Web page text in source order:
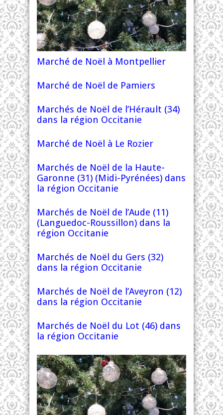
Marché de Noël à Montpellier
Marché de Noël de Pamiers
Marchés de Noël de l’Hérault (34)
dans la région Occitanie
Marché de Noël à Le Rozier
Marchés de Noël de la Haute-
Garonne (31) (Midi-Pyrénées) dans
la région Occitanie
Marchés de Noël de l’Aude (11)
(Languedoc-Roussillon) dans la
région Occitanie
Marchés de Noël du Gers (32)
dans la région Occitanie
Marchés de Noël de l’Aveyron (12)
dans la région Occitanie
Marchés de Noël du Lot (46) dans
la région Occitanie